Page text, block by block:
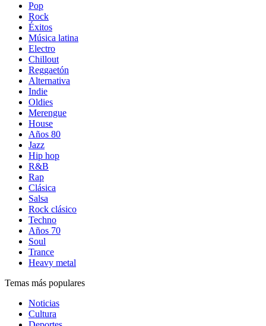
Pop
Rock
Éxitos
Música latina
Electro
Chillout
Reggaetón
Alternativa
Indie
Oldies
Merengue
House
Años 80
Jazz
Hip hop
R&B
Rap
Clásica
Salsa
Rock clásico
Techno
Años 70
Soul
Trance
Heavy metal
Temas más populares
Noticias
Cultura